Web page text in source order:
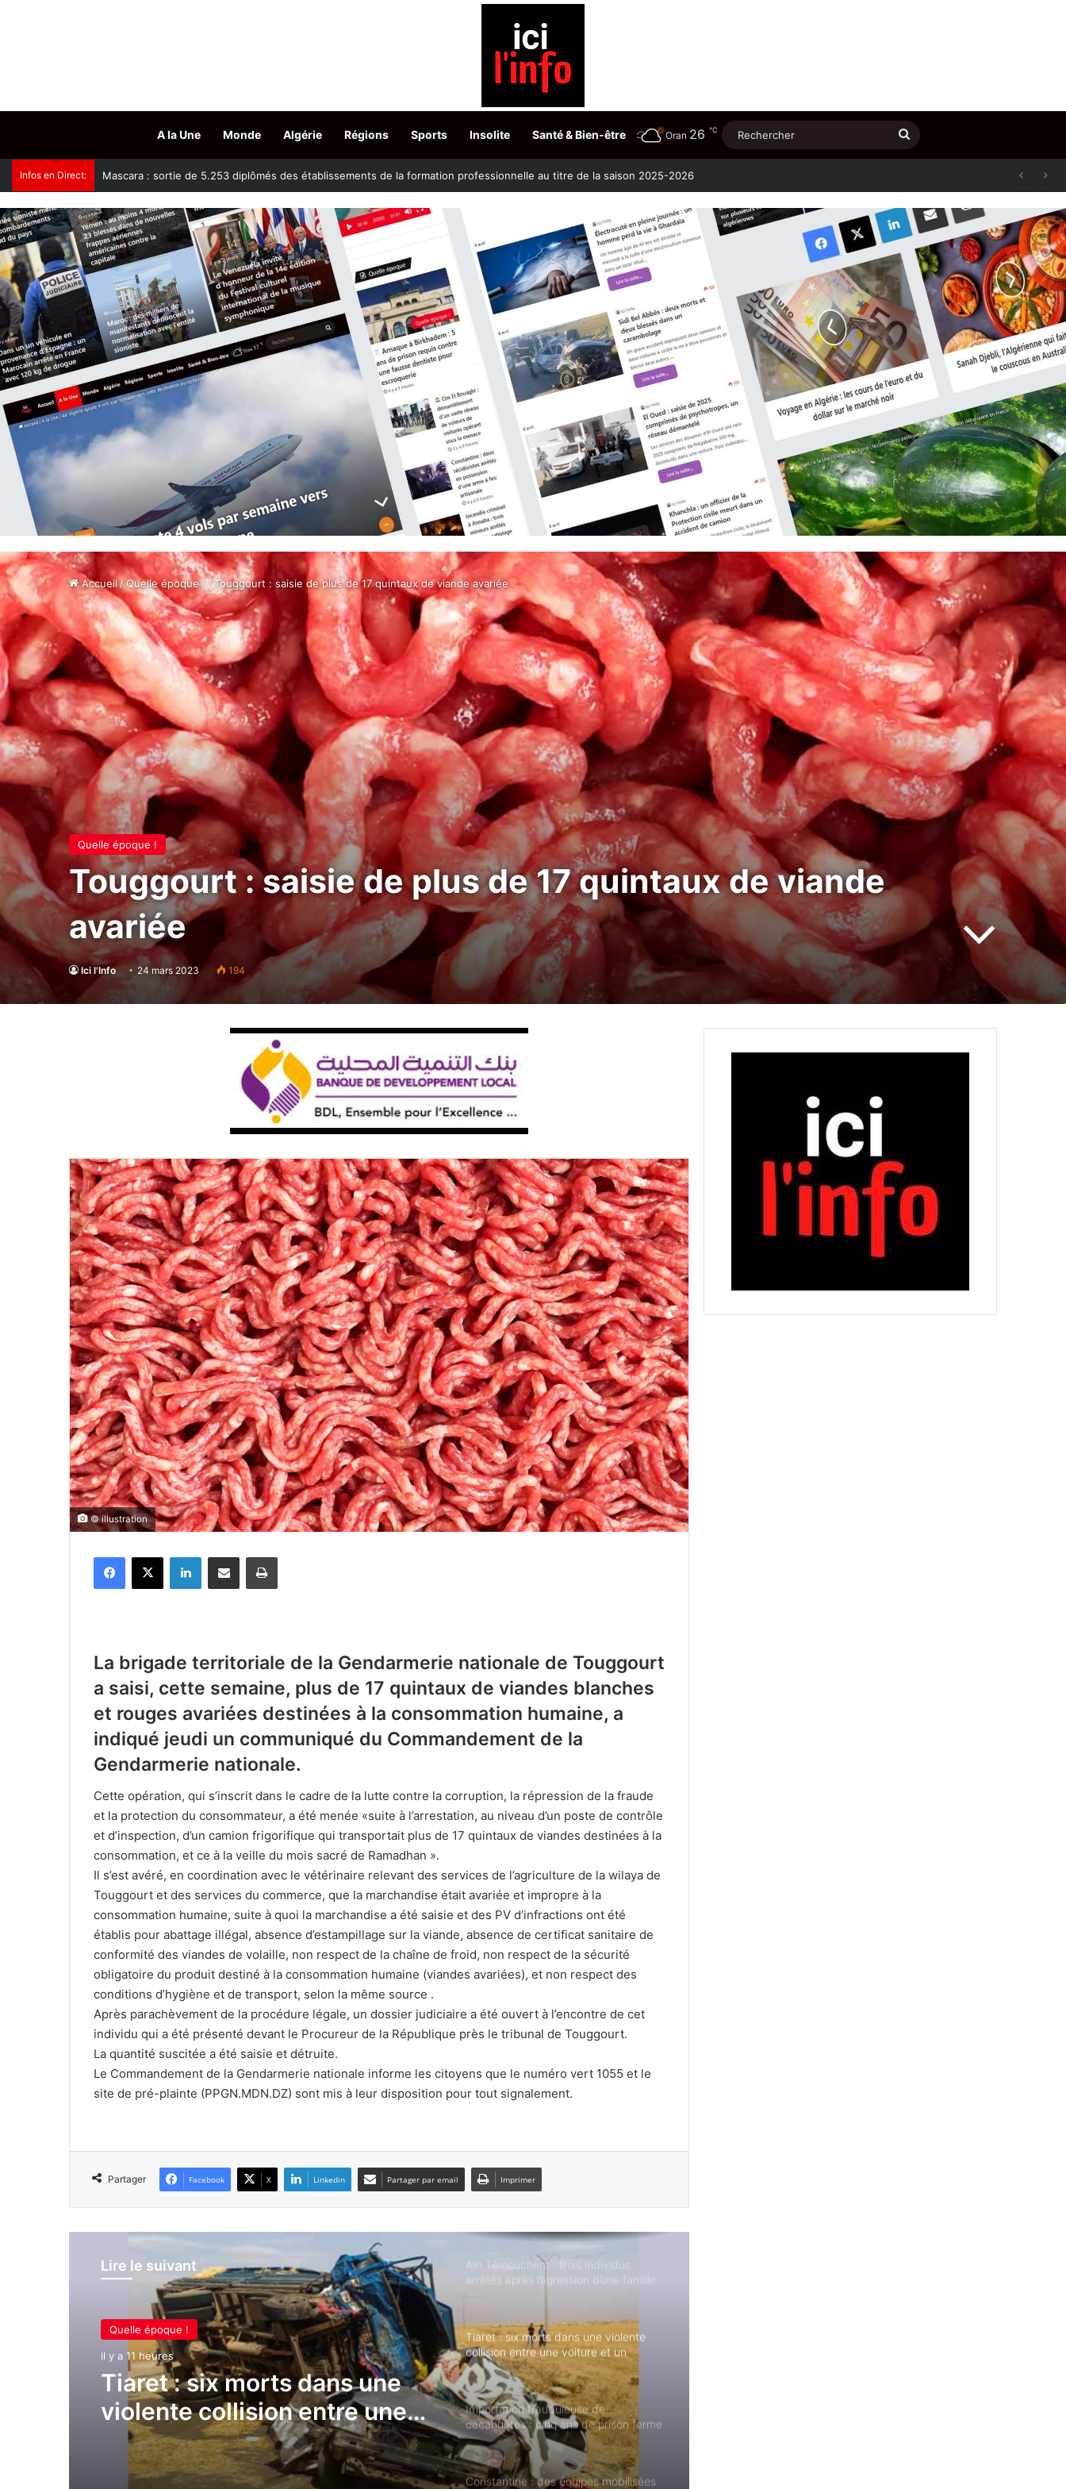
A la Une Monde Algérie Régions Sports Insolite Santé & Bien-être Oran 26 ℃ Rechercher
Infos en Direct: Tissemsilt : plus de 15.500 têtes d’ovins vaccinés contre la clavelée
Accueil/Quelle époque ! /Touggourt : saisie de plus de 17 quintaux de viande avariée
Quelle époque !
Touggourt : saisie de plus de 17 quintaux de viande
avariée
Ici l'Info 24 mars 2023 194
© illustration
La brigade territoriale de la Gendarmerie nationale de Touggourt
a saisi, cette semaine, plus de 17 quintaux de viandes blanches
et rouges avariées destinées à la consommation humaine, a
indiqué jeudi un communiqué du Commandement de la
Gendarmerie nationale.
Cette opération, qui s’inscrit dans le cadre de la lutte contre la corruption, la répression de la fraude
et la protection du consommateur, a été menée «suite à l’arrestation, au niveau d’un poste de contrôle
et d’inspection, d’un camion frigorifique qui transportait plus de 17 quintaux de viandes destinées à la
consommation, et ce à la veille du mois sacré de Ramadhan ».
Il s’est avéré, en coordination avec le vétérinaire relevant des services de l’agriculture de la wilaya de
Touggourt et des services du commerce, que la marchandise était avariée et impropre à la
consommation humaine, suite à quoi la marchandise a été saisie et des PV d’infractions ont été
établis pour abattage illégal, absence d’estampillage sur la viande, absence de certificat sanitaire de
conformité des viandes de volaille, non respect de la chaîne de froid, non respect de la sécurité
obligatoire du produit destiné à la consommation humaine (viandes avariées), et non respect des
conditions d’hygiène et de transport, selon la même source .
Après parachèvement de la procédure légale, un dossier judiciaire a été ouvert à l’encontre de cet
individu qui a été présenté devant le Procureur de la République près le tribunal de Touggourt.
La quantité suscitée a été saisie et détruite.
Le Commandement de la Gendarmerie nationale informe les citoyens que le numéro vert 1055 et le
site de pré-plainte (PPGN.MDN.DZ) sont mis à leur disposition pour tout signalement.
Partager Facebook X Linkedin Partager par email Imprimer
Lire le suivant
Quelle époque !
il y a 11 heures
Tiaret : six morts dans une
Quelle époque !
il y a 11 heures
Importation frauduleuse de
cacahuètes : cinq ans de
prison ferme pour un chef
Alerte météo : forte vague de chaleur
El Tarf : un gang de quartier semant la
terreur démantelé
Oum El Bouaghi : deux morts et trois
voiture et un camion
voiture et un tracteur
Aïn Témouchent : trois individus
arrêtés après l’agression d’une famille
Tiaret : six morts dans une violente
collision entre une voiture et un
Importation frauduleuse de
cacahuètes : cinq ans de prison ferme
pour un chef d’entreprise
Constantine : des équipes mobilisées
pour soutenir les familles des victimes
du drame routier
Bouira : deux morts dans une collision